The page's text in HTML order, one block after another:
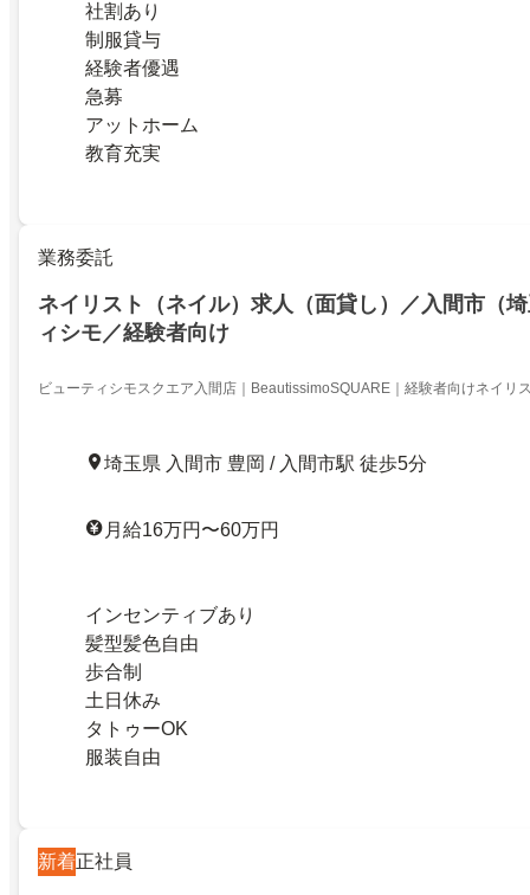
社割あり
制服貸与
経験者優遇
急募
アットホーム
教育充実
業務委託
ネイリスト（ネイル）求人（面貸し）／入間市（
ィシモ／経験者向け
ビューティシモスクエア入間店｜BeautissimoSQUARE｜経験者向けネイリ
埼玉県 入間市 豊岡 / 入間市駅 徒歩5分
月給16万円〜60万円
インセンティブあり
髪型髪色自由
歩合制
土日休み
タトゥーOK
服装自由
新着正社員